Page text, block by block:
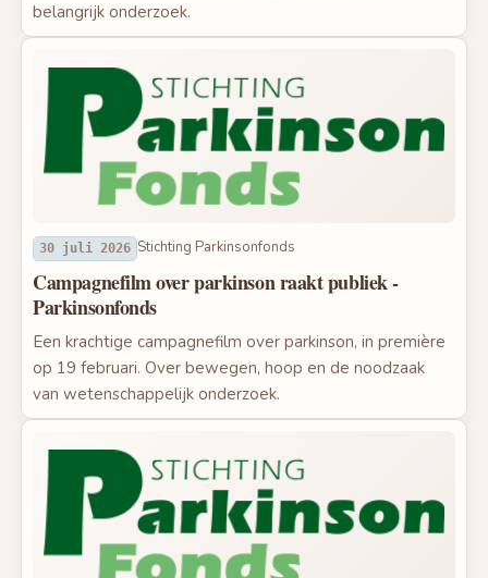
belangrijk onderzoek.
30 juli 2026 Stichting Parkinsonfonds
Campagnefilm over parkinson raakt publiek -
Parkinsonfonds
Een krachtige campagnefilm over parkinson, in première
op 19 februari. Over bewegen, hoop en de noodzaak
van wetenschappelijk onderzoek.